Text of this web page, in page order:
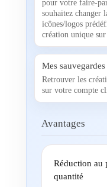
pour votre faire-
souhaitez changer
icônes/logos
création unique sur
Mes sauvegardes
Retrouver les
sur votre compte
Avantages
Réduction au
quantité